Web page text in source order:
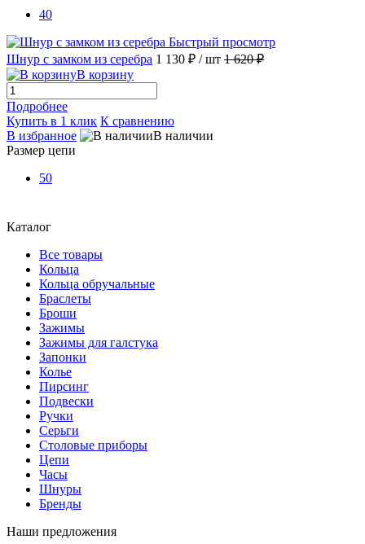
40
Быстрый просмотр
Шнур с замком из серебра 1 130 ₽ / шт 1 620 ₽
В корзину
Подробнее
Купить в 1 клик К сравнению
В избранное
В наличии
Размер цепи
50
Каталог
Все товары
Кольца
Кольца обручальные
Браслеты
Броши
Зажимы
Зажимы для галстука
Запонки
Колье
Пирсинг
Подвески
Ручки
Серьги
Столовые приборы
Цепи
Часы
Шнуры
Бренды
Наши предложения